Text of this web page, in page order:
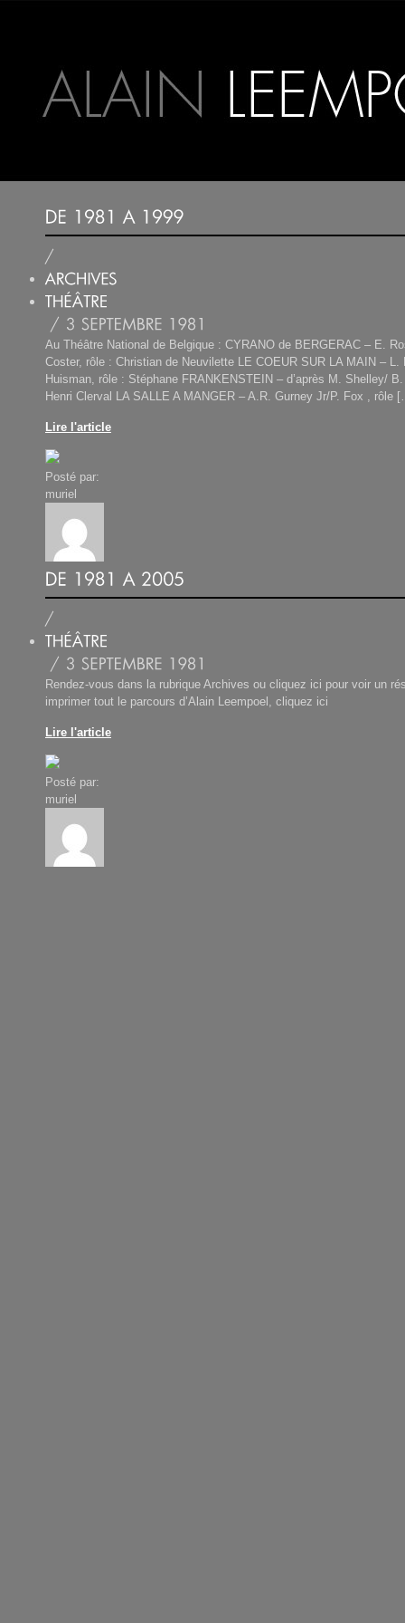
Au Théâtre National de Belgique : CYRANO de BERGERAC – E.
Coster, rôle : Christian de Neuvilette LE COEUR SUR LA MAIN – L.
Huisman, rôle : Stéphane FRANKENSTEIN – d’après M. Shelley/
Henri Clerval LA SALLE A MANGER – A.R. Gurney Jr/P. Fox , rôle
Lire l'article
Posté par:
muriel
Rendez-vous dans la rubrique Archives ou cliquez ici pour voir un
imprimer tout le parcours d’Alain Leempoel, cliquez ici
Lire l'article
Posté par:
muriel